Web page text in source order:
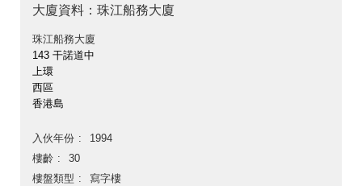
大廈資料：珠江船務大廈
珠江船務大廈
143 干諾道中
上環
西區
香港島
入伙年份
1994
樓齡
30
樓盤類型
寫字樓